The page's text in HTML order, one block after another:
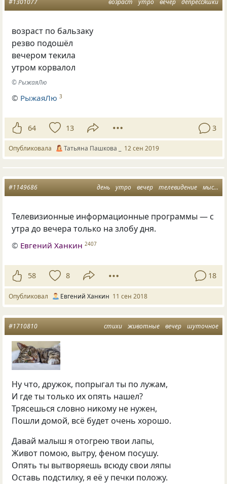
возраст по бальзаку
резво подошёл
вечером текила
утром корвалол
© РыжаяЛю
© РыжаяЛю 3
64 13 3
Опубликовала Татьяна Пашкова _ 12 сен 2019
день утро вечер телевидение мысли
#1149686
Телевизионные информационные программы — с
утра до вечера только на злобу дня.
© Евгений Ханкин 2407
58 8 18
Опубликовал Евгений Ханкин 11 сен 2018
стихи животные вечер шуточное
#1710810
Ну что, дружок, попрыгал ты по лужам,
И где ты только их опять нашел?
Трясешься словно никому не нужен,
Пошли домой, всё будет очень хорошо.
Давай малыш я отогрею твои лапы,
Живот помою, вытру, феном посушу.
Опять ты вытворяешь всюду свои ляпы
Оставь подстилку, я её у печки положу.